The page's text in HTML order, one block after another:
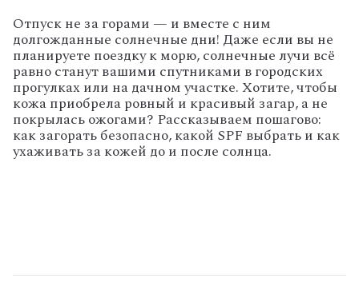
Отпускне загорами — и вместе с ним
долгожданные солнечные дни! Даже если вы не
планируете поездкукморю,солнечныелучи всё
равностанутвашими спутниками вгородских
прогулках или надачномучастке.Хотите,чтобы
кожаприобреларовный и красивый загар,ане
покрыласьожогами? Рассказываем пошагово:
какзагоратьбезопасно,какой SPF выбратьи как
ухаживатьзакожей дои после солнца.